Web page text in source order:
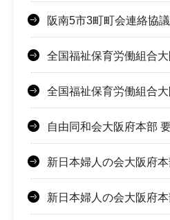
阪南5市3町町会連絡協
全国福祉保育労働組合
全国福祉保育労働組合
自由同和会大阪府本部
新日本婦人の会大阪府
新日本婦人の会大阪府